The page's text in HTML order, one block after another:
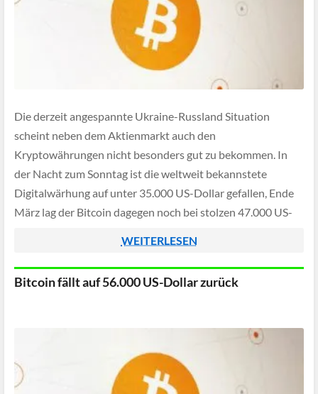
Die derzeit angespannte Ukraine-Russland Situation
scheint neben dem Aktienmarkt auch den
Kryptowährungen nicht besonders gut zu bekommen. In
der Nacht zum Sonntag ist die weltweit bekannstete
Digitalwärhung auf unter 35.000 US-Dollar gefallen, Ende
März lag der Bitcoin dagegen noch bei stolzen 47.000 US-
WEITERLESEN
Bitcoin fällt auf 56.000 US-Dollar zurück